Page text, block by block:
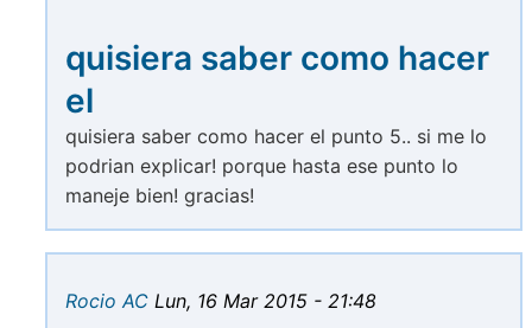
quisiera saber como hacer
el
quisiera saber como hacer el punto 5.. si me lo
podrian explicar! porque hasta ese punto lo
maneje bien! gracias!
Rocio AC Lun, 16 Mar 2015 - 21:48